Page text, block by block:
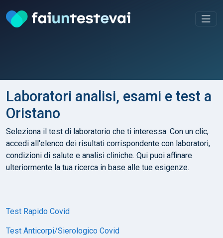
Laboratori analisi, esami e test a
Oristano
Seleziona il test di laboratorio che ti interessa. Con un clic,
accedi all'elenco dei risultati corrispondente con laboratori,
condizioni di salute e analisi cliniche. Qui puoi affinare
ulteriormente la tua ricerca in base alle tue esigenze.
Test Rapido Covid
Test Anticorpi/Sierologico Covid